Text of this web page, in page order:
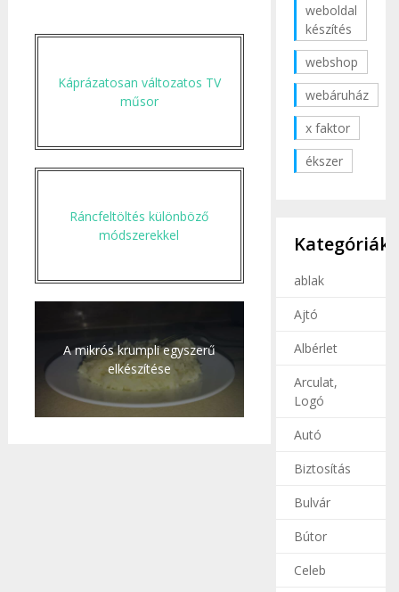
Káprázatosan változatos TV
műsor
Ráncfeltöltés különböző
módszerekkel
A mikrós krumpli egyszerű
elkészítése
weboldal
készítés
webshop
webáruház
x faktor
ékszer
Kategóriák
ablak
Ajtó
Albérlet
Arculat,
Logó
Autó
Biztosítás
Bulvár
Bútor
Celeb